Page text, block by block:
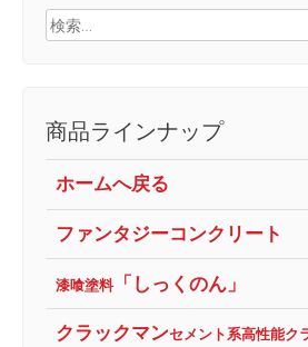
検
索:
商品ラインナップ
ホームへ戻る
ファンタジーコンクリート
漆喰塗料「しっくのん」
クラックマンセメント系高性能ク